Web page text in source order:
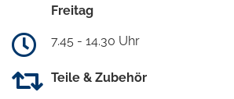
Freitag
7.45 - 14.30 Uhr
Teile & Zubehör